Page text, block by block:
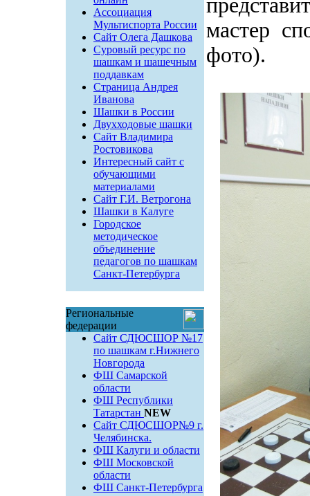
Ассоциация
Мультиспорта России
Сайт Олега Дашкова
Суровый ресурс по
шашкам и шашечным
поддавкам
Страница Андрея
Иванова
Шашки в России
Двухходовые шашки
Сайт Владимира
Ростовикова
Интересный сайт с
обучающими
материалами
Сайт Г.И. Ветрогона
Шашки в Калуге
Городское
методическое
объединение
педагогов по шашкам
Санкт-Петербурга
Региональные
федерации
Сайт СДЮСШОР №17
по шашкам г.Нижнего
Новгорода
ФШ Самарской
области
ФШ Республики
Татарстан NEW
Сайт СДЮСШОР№9 г.
Челябинска.
ФШ Калуги и области
ФШ Московской
области
ФШ Санкт-Петербурга
мастер
фото).